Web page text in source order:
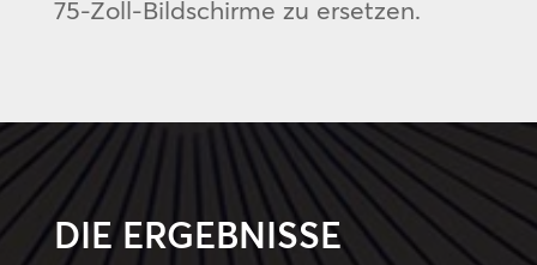
75-Zoll-Bildschirme zu ersetzen.
DIE ERGEBNISSE